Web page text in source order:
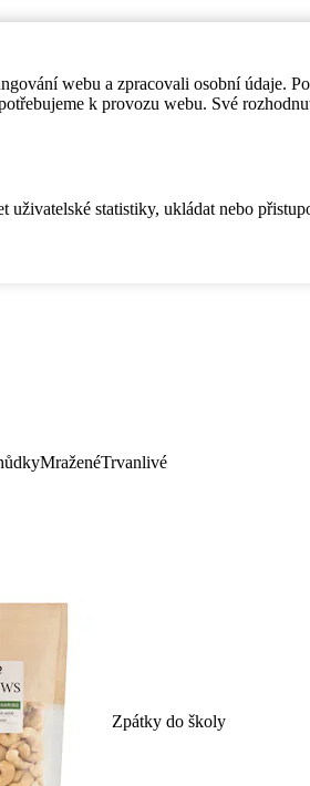
webu a zpracovali osobní údaje.
k provozu webu. Své
statistiky, ukládat nebo
MraženéTrvanlivé
Zpátky do školy